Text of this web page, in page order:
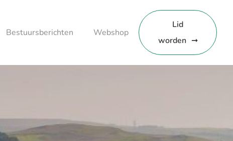
Bestuursberichten Webshop
Lid
worden